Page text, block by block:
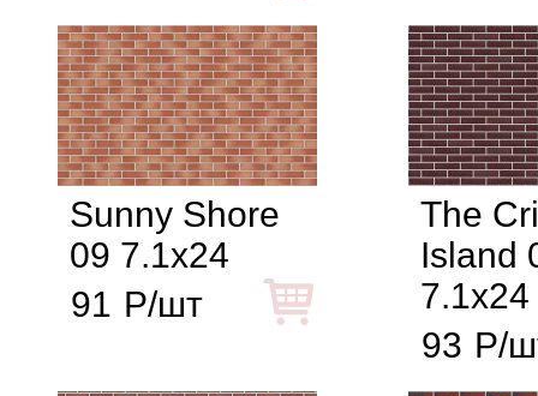
Sunny Shore
09 7.1x24
91 Р/шт
The
Island
7.1x24
93 Р/